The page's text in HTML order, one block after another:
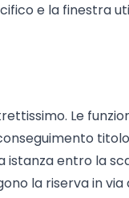
e la finestra
Le
conseguimento
istanza entro la
la riserva in